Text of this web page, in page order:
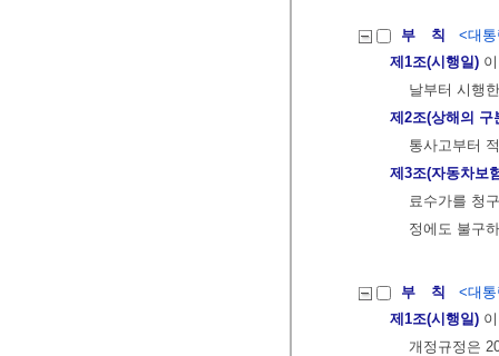
부 칙
<대
제1조(시행일)
날부터 시행
제2조(상해의 구
통사고부터
제3조(자동차보
료수가를 청
정에도 불구
부 칙
<대
제1조(시행일)
개정규정은